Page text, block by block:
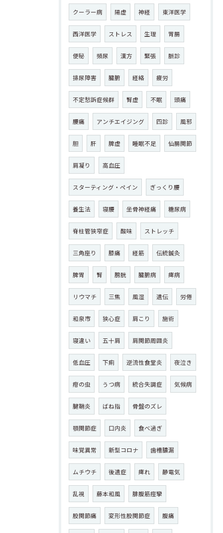
クーラー病 陽虚 神経 東洋医学
西洋医学 ストレス 生理 胃腸
便秘 頻尿 漢方 緊張 脈診
排尿障害 臓腑 経絡 疲労
不定愁訴症候群 腎虚 不眠 頭痛
腰痛 アンチエイジング 四診 風邪
胆 肝 脾虚 睡眠不足 仙腸関節
肩凝り 高血圧
スターティング・ペイン ぎっくり腰
養生法 寝腰 坐骨神経痛 糖尿病
脊柱管狭窄症 酸味 ストレッチ
三角座り 膝痛 経筋 伝統鍼灸
脾胃 腎 膀胱 臓腑病 痺病
リウマチ 三焦 風湿 遺伝 労倦
和泉市 狭心症 肩こり 施術
寝違い 五十肩 肩関節周囲炎
低血圧 下痢 逆流性食堂炎 夜泣き
疳の虫 うつ病 統合失調症 気候病
腱鞘炎 ばね指 骨盤のズレ
顎関節症 口内炎 食べ過ぎ
味覚異常 新型コロナ 歯槽膿漏
ムチウチ 後遺症 痺れ 静電気
乱視 藤本和風 腓腹筋痙攣
股関節痛 変形性股関節症 腹痛